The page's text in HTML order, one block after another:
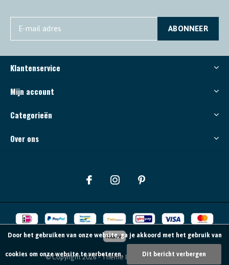
ABONNEER
Klantenservice
Mijn account
Categorieën
Over ons
© Copyright2026- Theme By DMWS -RSS-feed
Door het gebruiken van onze website, ga je akkoord met het gebruik van
cookies om onze website te verbeteren. Dit bericht verbergen